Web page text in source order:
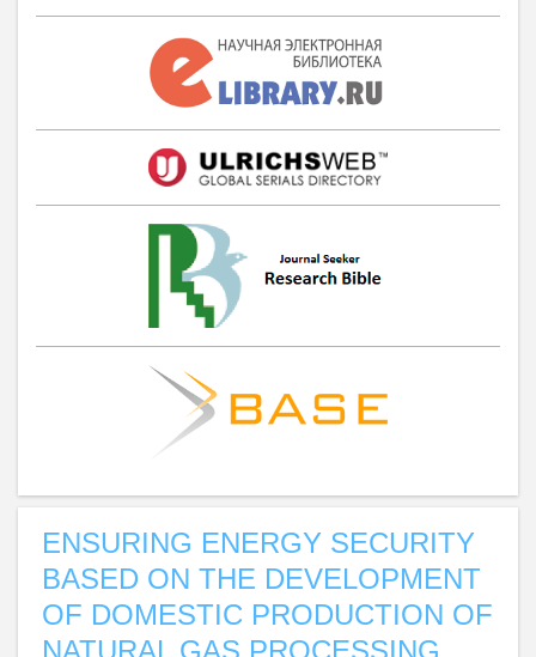
ENSURING ENERGY SECURITY
BASED ON THE DEVELOPMENT
OF DOMESTIC PRODUCTION OF